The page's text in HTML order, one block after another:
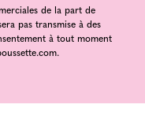
de la part de
pas transmise à des
à tout moment
.